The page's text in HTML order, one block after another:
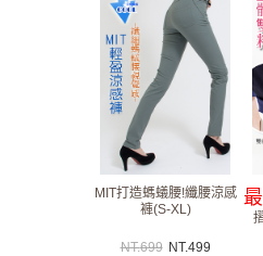
MIT打造螞蟻腰!纖腰涼感
褲(S-XL)
NT.699 NT.499